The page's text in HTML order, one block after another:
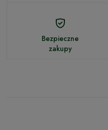
Bezpieczne
zakupy